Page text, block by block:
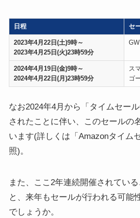
日程 セ
2023年4月22日(土)9時～
2023年4月25日(火)23時59分
2024年4月19日(金)9時～
2024年4月22日(月)23時59分
ス
ゴ
なお2024年4月から「タイムセー
されたことに伴い、このセールの
います(詳しくは「Amazonタイム
照)。
また、ここ2年連続開催されてい
と、来年もセールが行われる可能
でしょうか。